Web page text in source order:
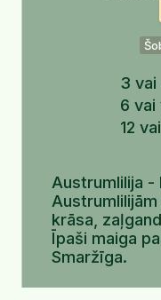
3 vai
6 vai
12
Austrumlilija -
krāsa,
Īpaši maiga
Smaržīga.